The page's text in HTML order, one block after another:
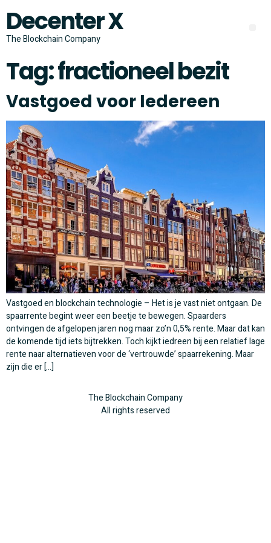
Decenter X
The Blockchain Company
Tag:fractioneel bezit
Vastgoed voor Iedereen
Vastgoed en blockchain technologie – Het is je vast niet ontgaan. De
spaarrente begint weer een beetje te bewegen. Spaarders
ontvingen de afgelopen jaren nog maar zo’n 0,5% rente. Maar dat kan
de komende tijd iets bijtrekken. Toch kijkt iedreen bij een relatief lage
rente naar alternatieven voor de ‘vertrouwde’ spaarrekening. Maar
zijn die er […]
The Blockchain Company
All rights reserved